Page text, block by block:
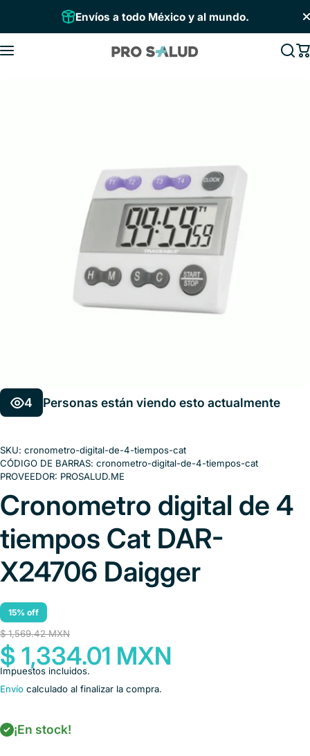
Saltar al contenido
Envíos a todo México y al mundo.
4 Personas están viendo esto actualmente
SKU: cronometro-digital-de-4-tiempos-cat
CÓDIGO DE BARRAS: cronometro-digital-de-4-tiempos-cat
PROVEEDOR: PROSALUD.ME
Cronometro digital de 4
tiempos Cat DAR-
X24706 Daigger
15% off
$ 1,569.42 MXN
$ 1,334.01 MXN
Impuestos incluidos.
Envío calculado al finalizar la compra.
¡En stock!
Disminuir